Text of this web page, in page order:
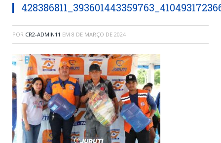
POR CR2-ADMIN11 EM 8 DE MARÇO DE 2024